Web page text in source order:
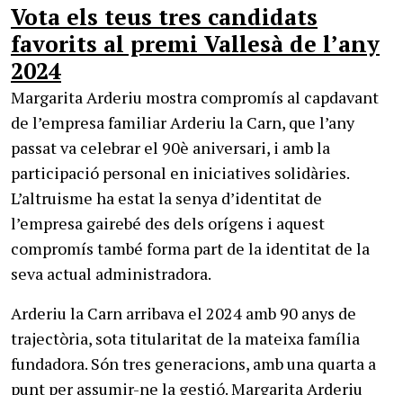
Vota els teus tres candidats
favorits al premi Vallesà de l’any
2024
Margarita Arderiu mostra compromís al capdavant
de l’empresa familiar Arderiu la Carn, que l’any
passat va celebrar el 90è aniversari, i amb la
participació personal en iniciatives solidàries.
L’altruisme ha estat la senya d’identitat de
l’empresa gairebé des dels orígens i aquest
compromís també forma part de la identitat de la
seva actual administradora.
Arderiu la Carn arribava el 2024 amb 90 anys de
trajectòria, sota titularitat de la mateixa família
fundadora. Són tres generacions, amb una quarta a
punt per assumir-ne la gestió. Margarita Arderiu